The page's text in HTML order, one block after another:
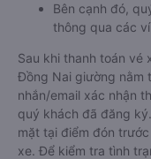
Bên cạnh đó,
thông qua các
Sau khi thanh toán vé
Đồng Nai giường nằm
nhắn/email xác nhận
quý khách đã đăng
mặt tại điểm đón
xe. Để kiểm tra tình